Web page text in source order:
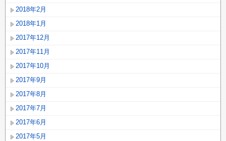
2018年2月
2018年1月
2017年12月
2017年11月
2017年10月
2017年9月
2017年8月
2017年7月
2017年6月
2017年5月